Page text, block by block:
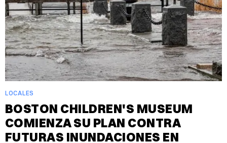
LOCALES
BOSTON CHILDREN'S MUSEUM
COMIENZA SU PLAN CONTRA
FUTURAS INUNDACIONES EN